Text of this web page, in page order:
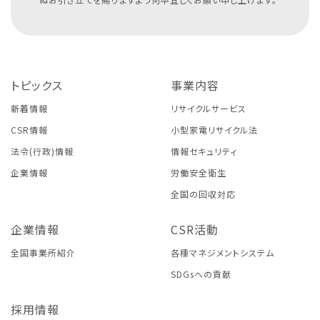
トピックス
新着情報
CSR情報
法令(行政)情報
企業情報
事業内容
リサイクルサービス
小型家電リサイクル法
情報セキュリティ
労働安全衛生
全国の回収対応
企業情報
全国事業所紹介
CSR活動
各種マネジメントシステム
SDGsへの貢献
採用情報